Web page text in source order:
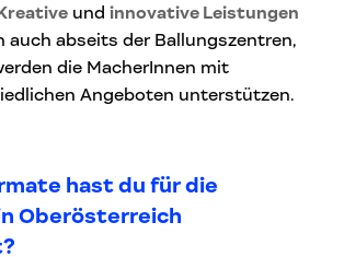
und innovative Leistungen
auch abseits der Ballungszentren,
die MacherInnen mit
Angeboten unterstützen.
hast du für die
Oberösterreich